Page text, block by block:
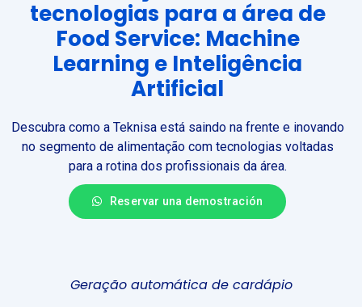
tecnologias para a área de
Food Service: Machine
Learning e Inteligência
Artificial
Descubra como a Teknisa está saindo na frente e inovando
no segmento de alimentação com tecnologias voltadas
para a rotina dos profissionais da área.
Reservar una demostración
Geração automática de cardápio